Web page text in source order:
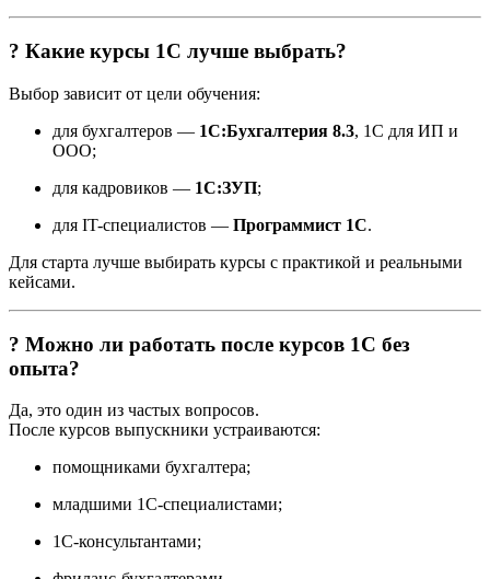
? Какие курсы 1С лучше выбрать?
Выбор зависит от цели обучения:
для бухгалтеров — 1С:Бухгалтерия 8.3, 1С для ИП и
ООО;
для кадровиков — 1С:ЗУП;
для IT-специалистов — Программист 1С.
Для старта лучше выбирать курсы с практикой и реальными
кейсами.
? Можно ли работать после курсов 1С без
опыта?
Да, это один из частых вопросов.
После курсов выпускники устраиваются:
помощниками бухгалтера;
младшими 1С-специалистами;
1С-консультантами;